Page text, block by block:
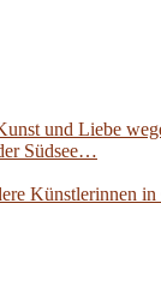
und Liebe
Südsee…
Künstlerinnen